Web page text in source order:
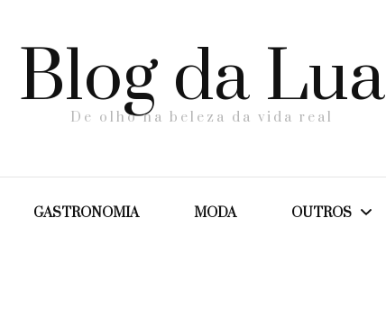
Blog da Lua
De olho na beleza da vida real
GASTRONOMIA MODA OUTROS